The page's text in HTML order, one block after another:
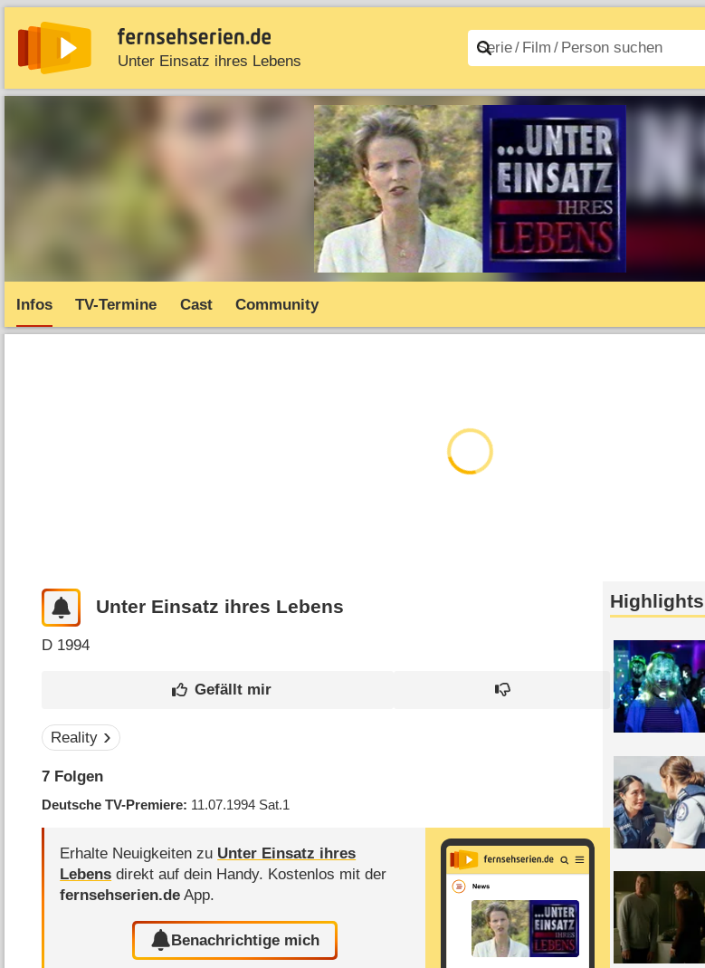
Unter Einsatz ihres Lebens
News Entdecken Streaming TV-Starts Filme A–Z
Infos TV-Termine Cast Community
Unter Einsatz ihres Lebens
D 1994
Reality
7 Folgen
Deutsche TV-Premiere 11.07.1994 Sat.1
Erhalte Neuigkeiten zu Unter Einsatz ihres
Lebens direkt auf dein Handy. Kostenlos mit der
fernsehserien.de App.
Benachrichtige mich
Highlights